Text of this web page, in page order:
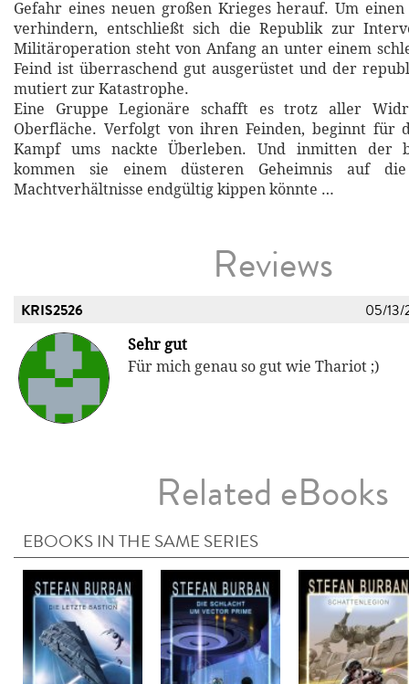
Gefahr eines neuen großen Krieges herauf. Um
verhindern, entschließt sich die Republik zur
Militäroperation steht von Anfang an unter einem
Feind ist überraschend gut ausgerüstet und der
mutiert zur Katastrophe.
Eine Gruppe Legionäre schafft es trotz aller
Oberfläche. Verfolgt von ihren Feinden, beginnt für
Kampf ums nackte Überleben. Und inmitten der
kommen sie einem düsteren Geheimnis auf
Machtverhältnisse endgültig kippen könnte …
Reviews
KRIS2526 05/13/
Sehr gut
Für mich genau so gut wie Thariot ;)
Related eBooks
EBOOKS IN THE SAME SERIES